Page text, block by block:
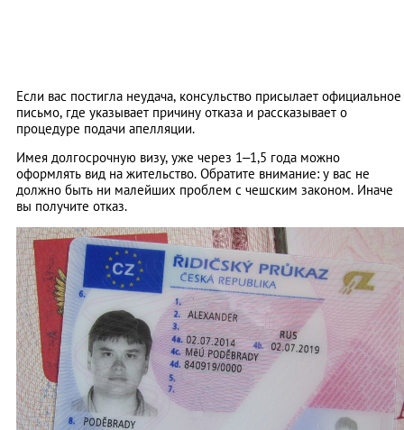
Если вас постигла неудача, консульство присылает официальное
письмо, где указывает причину отказа и рассказывает о
процедуре подачи апелляции.
Имея долгосрочную визу, уже через 1–1,5 года можно
оформлять вид на жительство. Обратите внимание: у вас не
должно быть ни малейших проблем с чешским законом. Иначе
вы получите отказ.